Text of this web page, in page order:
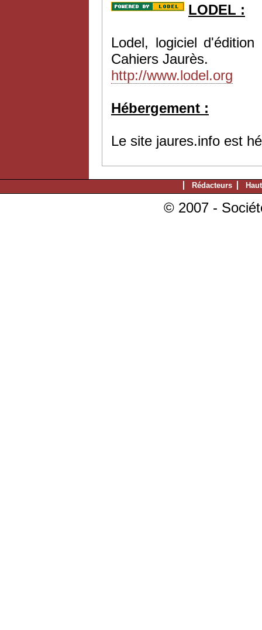
LODEL :
Lodel, logiciel
Cahiers Jaurès.
http://www.lodel.org
Hébergement :
Le site jaures.info est
Rédacteurs
© 2007 -